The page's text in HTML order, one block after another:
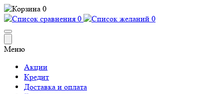
0
0
0
Меню
Акции
Кредит
Доставка и оплата